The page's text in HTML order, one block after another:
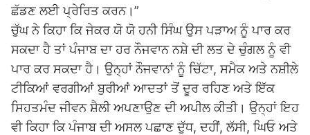
ਛੱਡਣ ਲਈ ਪ੍ਰੇਰਿਤ ਕਰਨ।”
ਚੁੱਘ ਨੇ ਕਿਹਾ ਕਿ ਜੇਕਰ ਯੋ ਯੋ ਹਨੀ ਸਿੰਘ ਉਸ ਪੜਾਅ ਨੂੰ ਪਾਰ ਕਰ
ਸਕਦਾ ਹੈ ਤਾਂ ਪੰਜਾਬ ਦਾ ਹਰ ਨੌਜਵਾਨ ਨਸ਼ੇ ਦੀ ਲਤ ਦੇ ਚੁੰਗਲ ਨੂੰ ਵੀ
ਪਾਰ ਕਰ ਸਕਦਾ ਹੈ। ਉਨ੍ਹਾਂ ਨੌਜਵਾਨਾਂ ਨੂੰ ਚਿੱਟਾ, ਸਮੈਕ ਅਤੇ ਨਸ਼ੀਲੇ
ਟੀਕਿਆਂ ਵਰਗੀਆਂ ਬੁਰੀਆਂ ਆਦਤਾਂ ਤੋਂ ਦੂਰ ਰਹਿਣ ਅਤੇ ਇੱਕ
ਸਿਹਤਮੰਦ ਜੀਵਨ ਸ਼ੈਲੀ ਅਪਣਾਉਣ ਦੀ ਅਪੀਲ ਕੀਤੀ। ਉਨ੍ਹਾਂ ਇਹ
ਵੀ ਕਿਹਾ ਕਿ ਪੰਜਾਬ ਦੀ ਅਸਲ ਪਛਾਣ ਦੁੱਧ, ਦਹੀਂ, ਲੱਸੀ, ਘਿਓ ਅਤੇ